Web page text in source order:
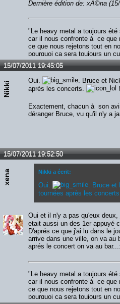
Dernière édition de: xÃ©na
"Le heavy metal a toujours
car il nous confronte à ce que
ce que nous rejetons tout en
pourquoi ça sera toujours un
15/07/2011 19:45:05
Nikki Oui.
. Bruce et
après les concerts.
!
Exactement, chacun à son
déranger Bruce, vu qu'il n'y a
15/07/2011 19:52:50
xena Nikki a écrit:
Oui.
. Bruce et
tournées après les
Oui et il n'y a pas qu'eux
etait aussi un des 1er appuyé
D'aprés ce que j'ai lu dans le
arrive dans une ville, on va au
aprés le concert on va au
"Le heavy metal a toujours
car il nous confronte à ce que
ce que nous rejetons tout en
pourquoi ça sera toujours un